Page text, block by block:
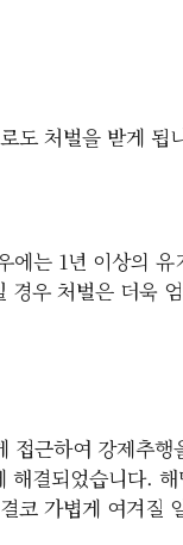
도 처벌을 받게 됩
는 1년 이상의
우 처벌은 더욱
근하여 강제추행
결되었습니다.
코 가볍게 여겨질